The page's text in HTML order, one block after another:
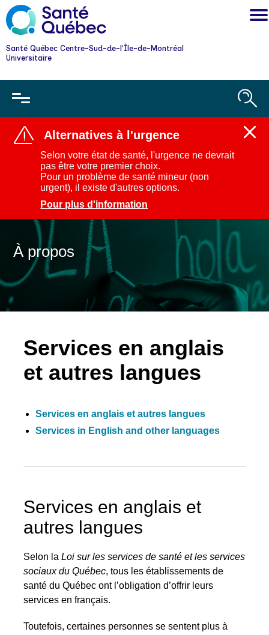
Santé Québec Centre-Sud-de-l'Île-de-Montréal
Universitaire
Alternatives à l'urgence
Selon votre état de santé, l'urgence ne devrait
pas être votre premier choix.
Pour un problème de santé mineur (non
urgent), il existe d'autres options.
Pour plus d'information
À propos
Services en anglais
et autres langues
Services en anglais et autres langues
Services in English and other languages
Services en anglais et
autres langues
Selon la Loi sur les services de santé et les services
sociaux du Québec, tous les établissements de
santé du Québec ont l’obligation d’offrir leurs
services en français.
Toutefois, certaines personnes se sentent plus à